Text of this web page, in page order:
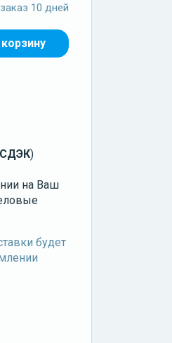
10 дней
СДЭК)
на Ваш
будет